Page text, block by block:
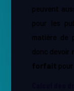
peuvent
pour les
matière de
donc devoir
forfait